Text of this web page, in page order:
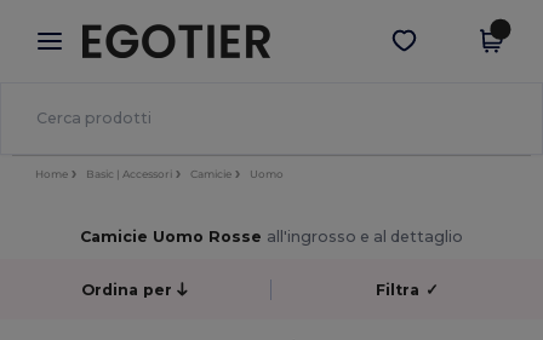
× App Egotier
Prezzi migliori sull'app!
Scarica app
Home Basic | Accessori Camicie Uomo
Camicie Uomo Rosse all'ingrosso e al dettaglio
Ordina per Filtra ✓